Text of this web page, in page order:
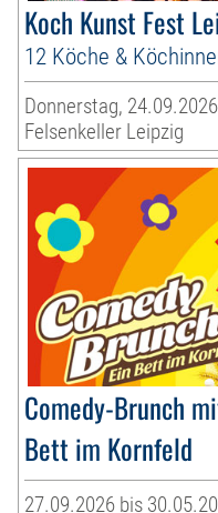
Koch Kunst Fest
12 Köche &
Donnerstag,
Felsenkeller Leipzig
Comedy-Brunch
Bett im Kornfeld
27.09.2026 bis